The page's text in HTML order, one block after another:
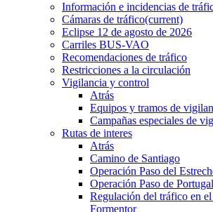
Información e incidencias de
Cámaras de tráfico(current)
Eclipse 12 de agosto de 2026
Carriles BUS-VAO
Recomendaciones de tráfico
Restricciones a la circulación
Vigilancia y control
Atrás
Equipos y tramos de
Campañas especiales de
Rutas de interes
Atrás
Camino de Santiago
Operación Paso del
Operación Paso de Portugal
Regulación del tráfico en
Formentor